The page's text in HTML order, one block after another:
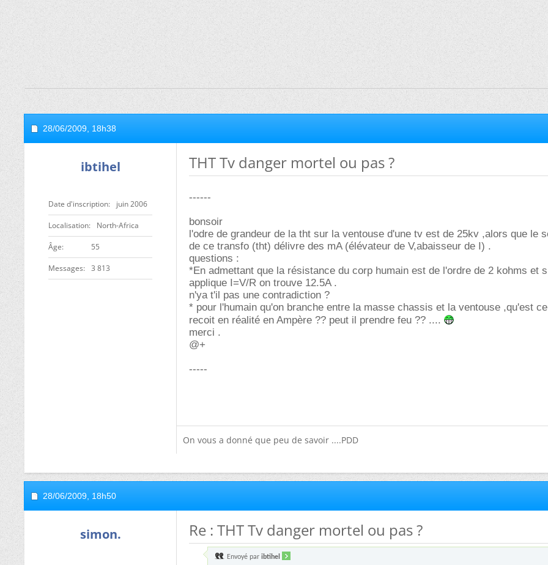
28/06/2009, 18h38
ibtihel
Date d'inscription juin 2006
Localisation North-Africa
ge 55
Messages 3 813
THT Tv danger mortel ou pas ?
------
bonsoir
l'odre de grandeur de la tht sur la ventouse d'une tv est de 25kv ,alors que le
de ce transfo (tht) délivre des mA (élévateur de V,abaisseur de I) .
questions :
*En admettant que la résistance du corp humain est de l'ordre de 2 kohms et
applique I=V/R on trouve 12.5A .
n'ya t'il pas une contradiction ?
* pour l'humain qu'on branche entre la masse chassis et la ventouse ,qu'est
recoit en réalité en Ampère ?? peut il prendre feu ?? ....
merci .
@+
-----
On vous a donné que peu de savoir ....PDD
28/06/2009, 18h50
simon. Re : THT Tv danger mortel ou pas ?
Envoyé par ibtihel